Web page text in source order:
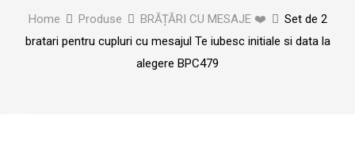
Home Produse BRĂȚĂRI CU MESAJE ❤️
Set de 2
bratari pentru cupluri cu mesajul Te iubesc initiale si data la
alegere BPC479